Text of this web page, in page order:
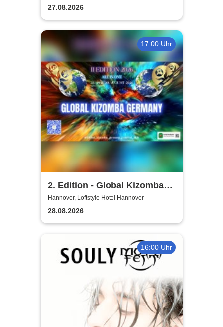
27.08.2026
17:00 Uhr
2. Edition - Global Kizomba
Germany Festival
Hannover, Loftstyle Hotel Hannover
28.08.2026
16:00 Uhr